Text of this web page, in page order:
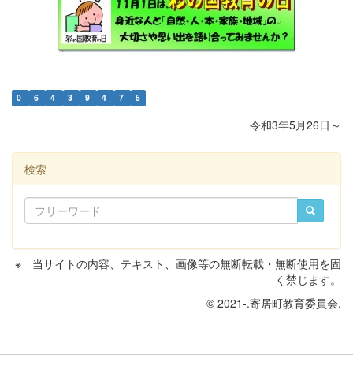
0 6 4 3 9 4 7 5
令和3年5月26日～
検索
※ 当サイトの内容、テキスト、画像等の無断転載・無断使用を固
く禁じます。
© 2021-.寄居町教育委員会.